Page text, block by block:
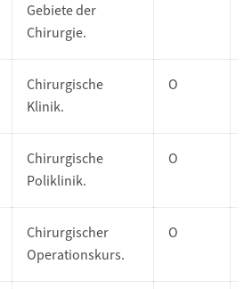
Gebiete der
Chirurgie.
Chirurgische
Klinik.
O
Chirurgische
Poliklinik.
O
Chirurgischer
Operationskurs.
O